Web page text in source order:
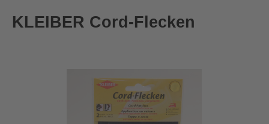
KLEIBER Cord-Flecken